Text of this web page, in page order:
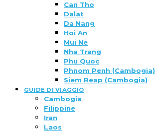
Can Tho
Dalat
Da Nang
Hoi An
Mui Ne
Nha Trang
Phu Quoc
Phnom Penh (Cambogia)
Siem Reap (Cambogia)
GUIDE DI VIAGGIO
Cambogia
Filippine
Iran
Laos